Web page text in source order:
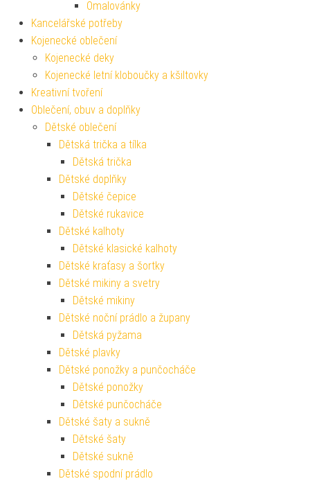
Omalovánky
Kancelářské potřeby
Kojenecké oblečení
Kojenecké deky
Kojenecké letní kloboučky a kšiltovky
Kreativní tvoření
Oblečení, obuv a doplňky
Dětské oblečení
Dětská trička a tílka
Dětská trička
Dětské doplňky
Dětské čepice
Dětské rukavice
Dětské kalhoty
Dětské klasické kalhoty
Dětské kraťasy a šortky
Dětské mikiny a svetry
Dětské mikiny
Dětské noční prádlo a župany
Dětská pyžama
Dětské plavky
Dětské ponožky a punčocháče
Dětské ponožky
Dětské punčocháče
Dětské šaty a sukně
Dětské šaty
Dětské sukně
Dětské spodní prádlo